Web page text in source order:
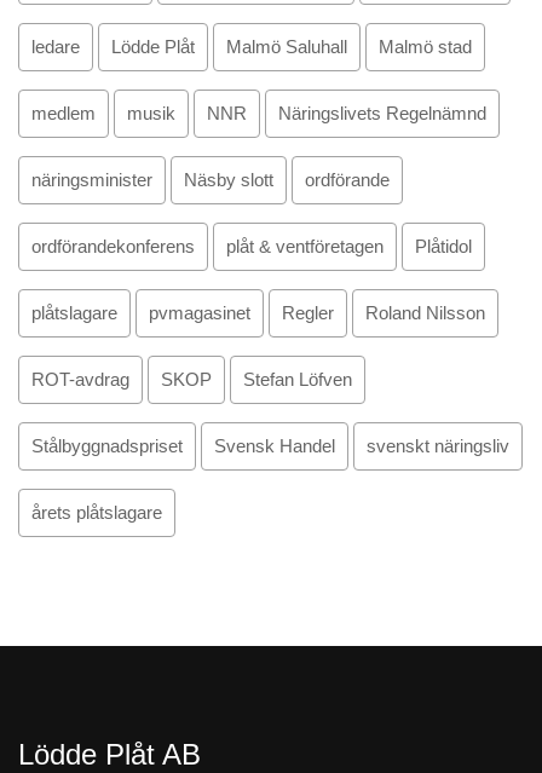
ledare Lödde Plåt Malmö Saluhall Malmö stad
medlem musik NNR Näringslivets Regelnämnd
näringsminister Näsby slott ordförande
ordförandekonferens plåt & ventföretagen Plåtidol
plåtslagare pvmagasinet Regler Roland Nilsson
ROT-avdrag SKOP Stefan Löfven
Stålbyggnadspriset Svensk Handel svenskt näringsliv
årets plåtslagare
Lödde Plåt AB